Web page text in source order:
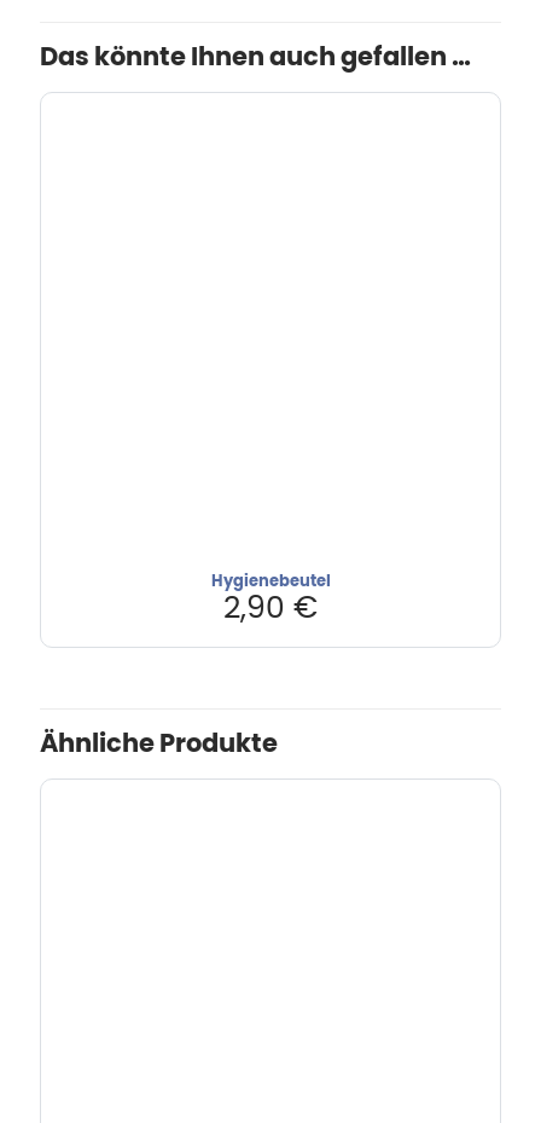
Das könnte Ihnen auch gefallen …
Hygienebeutel
2,90 €
Ähnliche Produkte